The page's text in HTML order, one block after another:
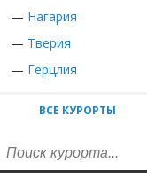
— Нагария
— Тверия
— Герцлия
ВСЕ КУРОРТЫ